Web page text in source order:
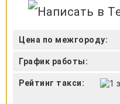
Цена по межгороду:
График работы:
Рейтинг такси: